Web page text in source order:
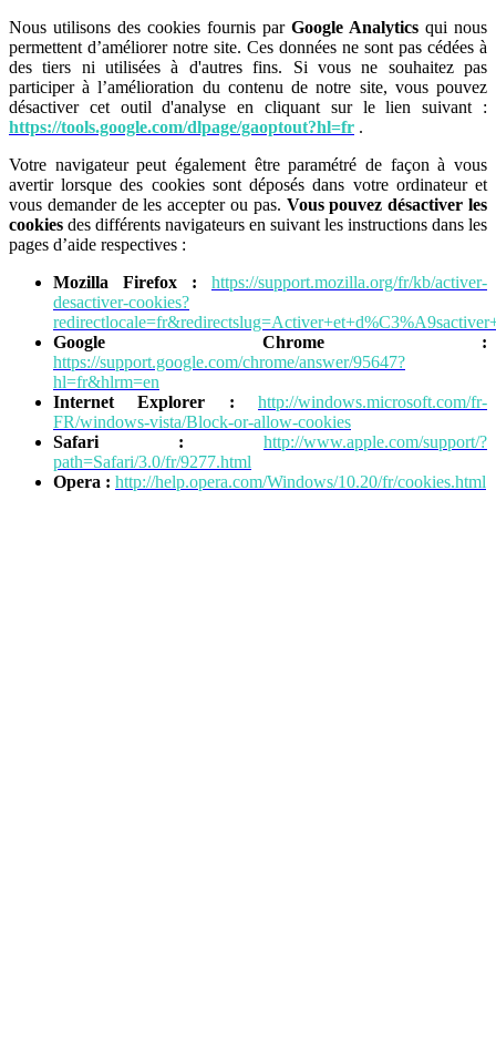
Nous utilisons des cookies fournis par Google Analytics qui nous
permettent d’améliorer notre site. Ces données ne sont pas cédées à
des tiers ni utilisées à d'autres fins. Si vous ne souhaitez pas
participer à l’amélioration du contenu de notre site, vous pouvez
désactiver cet outil d'analyse en cliquant sur le lien suivant :
https://tools.google.com/dlpage/gaoptout?hl=fr .
Votre navigateur peut également être paramétré de façon à vous
avertir lorsque des cookies sont déposés dans votre ordinateur et
vous demander de les accepter ou pas. Vous pouvez désactiver les
cookies des différents navigateurs en suivant les instructions dans les
pages d’aide respectives :
Mozilla Firefox :
https://support.mozilla.org/fr/kb/activer-
desactiver-cookies?
Google Chrome :
https://support.google.com/chrome/answer/95647?
hl=fr&hlrm=en
Internet Explorer :
http://windows.microsoft.com/fr-
FR/windows-vista/Block-or-allow-cookies
Safari :
http://www.apple.com/support/?
path=Safari/3.0/fr/9277.html
Opera : http://help.opera.com/Windows/10.20/fr/cookies.html